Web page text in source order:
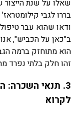
שאלו על שנת הייצור
בררו לגבי
ודאו שהוא עבר
ב"כאן על הכביש",
הוא מתוחזק ברמה
זהו חלק בלתי נפרד
3. תנאי השכרה:
לקרוא